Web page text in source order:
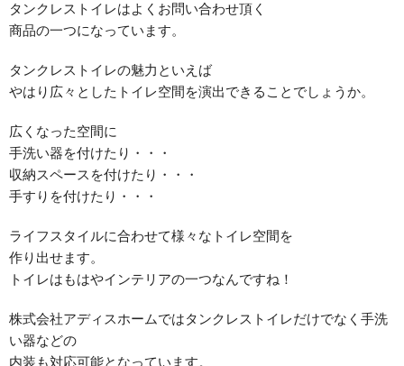
タンクレストイレはよくお問い合わせ頂く
商品の一つになっています。
タンクレストイレの魅力といえば
やはり広々としたトイレ空間を演出できることでしょうか。
広くなった空間に
手洗い器を付けたり・・・
収納スペースを付けたり・・・
手すりを付けたり・・・
ライフスタイルに合わせて様々なトイレ空間を
作り出せます。
トイレはもはやインテリアの一つなんですね！
株式会社アディスホームではタンクレストイレだけでなく手洗
い器などの
内装も対応可能となっています。